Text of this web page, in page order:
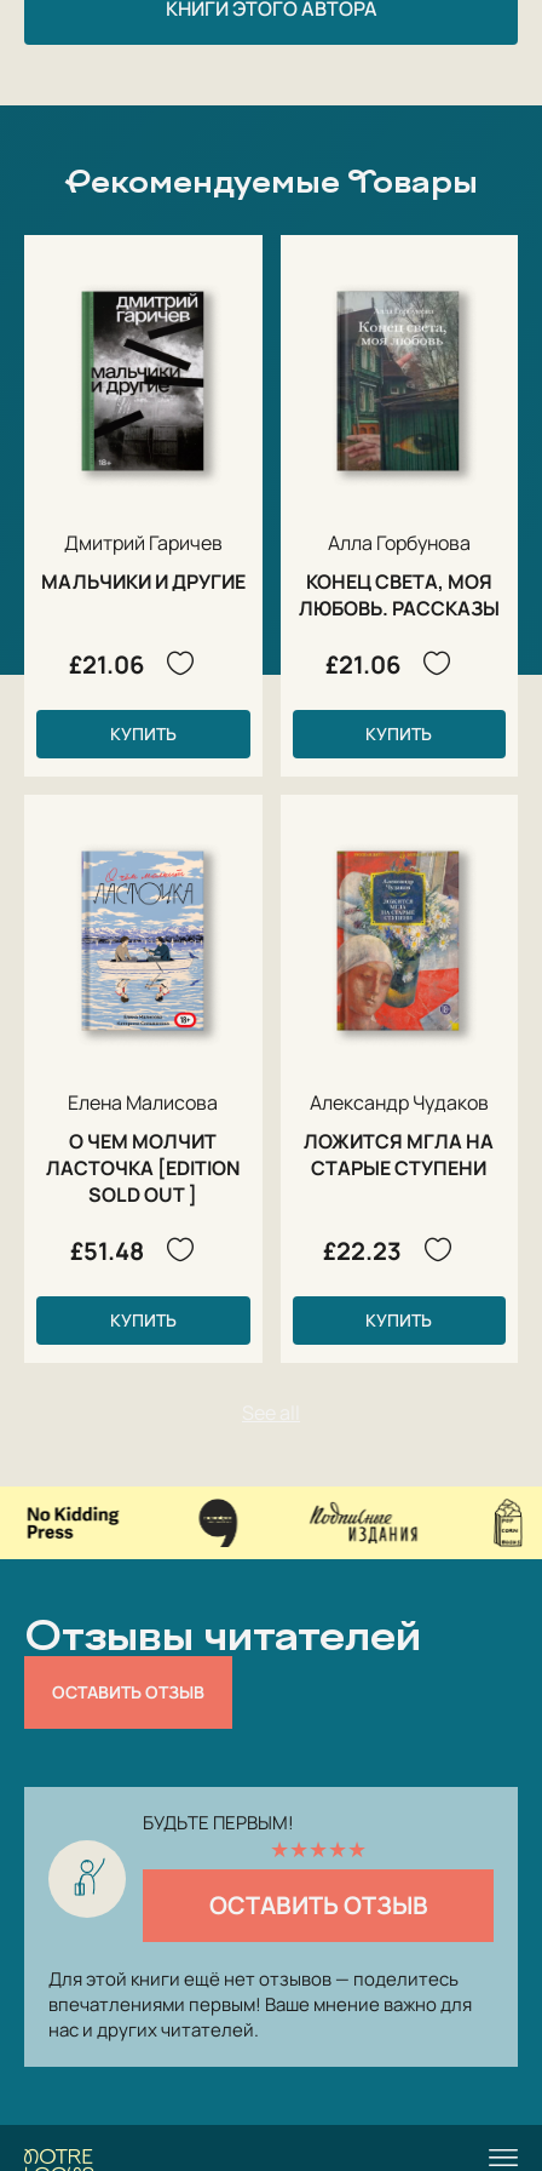
КНИГИ ЭТОГО АВТОРА
Рекомендуемые Товары
Дмитрий Гаричев
МАЛЬЧИКИ И ДРУГИЕ
£21.06
КУПИТЬ
Алла Горбунова
КОНЕЦ СВЕТА, МОЯ
ЛЮБОВЬ. РАССКАЗЫ
£21.06
КУПИТЬ
Елена Малисова
О ЧЕМ МОЛЧИТ
ЛАСТОЧКА [EDITION
SOLD OUT ]
£51.48
КУПИТЬ
Александр Чудаков
ЛОЖИТСЯ МГЛА НА
СТАРЫЕ СТУПЕНИ
£22.23
КУПИТЬ
Отзывы читателей
ОСТАВИТЬ ОТЗЫВ
БУДЬТЕ ПЕРВЫМ!
★★★★★
ОСТАВИТЬ ОТЗЫВ
Для этой книги ещё нет отзывов — поделитесь
впечатлениями первым! Ваше мнение важно для
нас и других читателей.